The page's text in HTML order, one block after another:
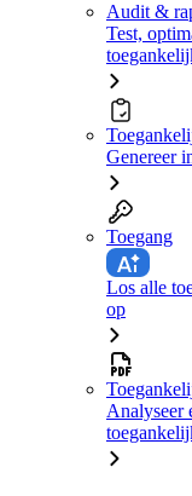
Audit &
Test,
Genereer
Toegang
Los alle
op
Analyseer